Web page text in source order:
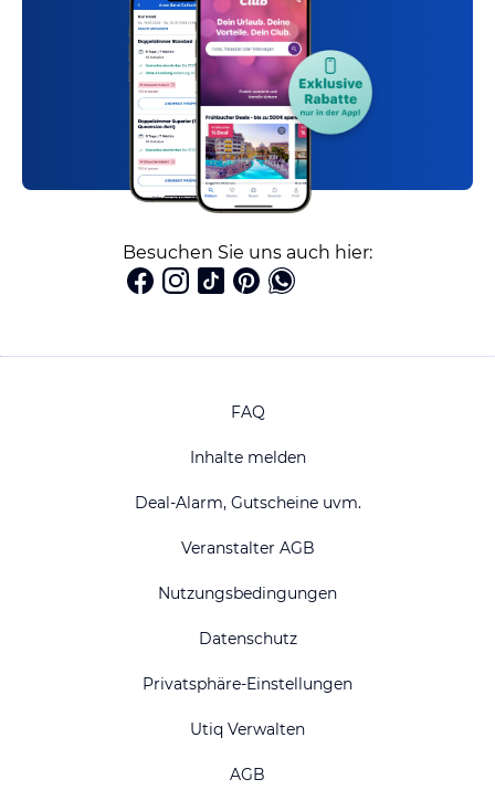
Besuchen Sie uns auch hier:
FAQ
Inhalte melden
Deal-Alarm, Gutscheine uvm.
Veranstalter AGB
Nutzungsbedingungen
Datenschutz
Privatsphäre-Einstellungen
Utiq Verwalten
AGB